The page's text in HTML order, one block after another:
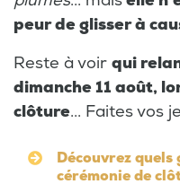
peur de glisser à
Reste à voir qui
dimanche 11 août,
clôture... Faites vos
Découvrez
cérémonie de